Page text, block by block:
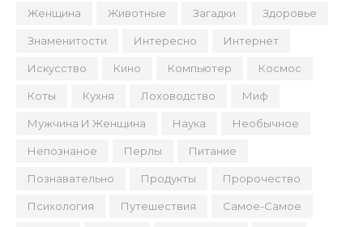
Женщина Животные Загадки Здоровье
Знаменитости Интересно Интернет
Искусство Кино Компьютер Космос
Коты Кухня Лоховодство Миф
Мужчина И Женщина Наука Необычное
Непознаное Перлы Питание
Познавательно Продукты Пророчество
Психология Путешествия Самое-Самое